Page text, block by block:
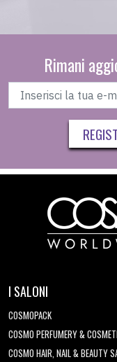
Rimani
I SALONI
COSMOPACK
COSMO PERFUMERY &
COSMO HAIR, NAIL & BEAUTY